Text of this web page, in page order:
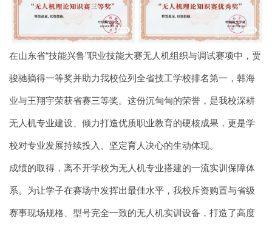
在山东省“技能兴鲁”职业技能大赛无人机组织与调试赛项中，贾
骏驰摘得一等奖并助力我校位列全省技工学校排名第一，韩海
业与王翔宇荣获省赛三等奖。这份沉甸甸的荣誉，是我校深耕
无人机专业建设、倾力打造优质职业教育的硬核成果，更是学
校对专业发展持续投入、坚定育人决心的生动体现。
成绩的取得，离不开学校为无人机专业搭建的一流实训保障体
系。为让学子在赛场中发挥出最佳水平，我校斥资购置与省级
赛事现场规格、型号完全一致的无人机实训设备，打造了高度